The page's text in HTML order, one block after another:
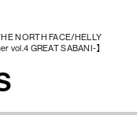
NORTH FACE/HELLY
vol.4 GREAT SABANI-】